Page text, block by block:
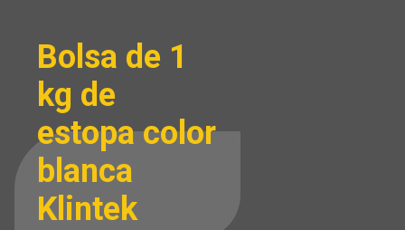
Bolsa de 1
kg de
estopa color
blanca
Klintek